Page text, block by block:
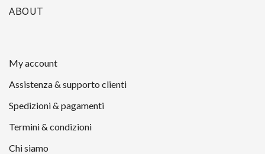
ABOUT
My account
Assistenza & supporto clienti
Spedizioni & pagamenti
Termini & condizioni
Chi siamo